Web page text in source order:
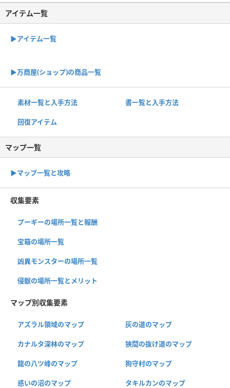
アイテム一覧
▶アイテム一覧
▶︎万商屋(ショップ)の商品一覧
素材一覧と入手方法 書一覧と入手方法
回復アイテム
マップ一覧
▶︎マップ一覧と攻略
収集要素
プーギーの場所一覧と報酬
宝箱の場所一覧
凶異モンスターの場所一覧
侵獣の場所一覧とメリット
マップ別収集要素
アズラル領域のマップ 灰の道のマップ
カナルタ深林のマップ 狭間の抜け道のマップ
龍の八ツ峰のマップ 狗守村のマップ
惑いの沼のマップ タキルカンのマップ